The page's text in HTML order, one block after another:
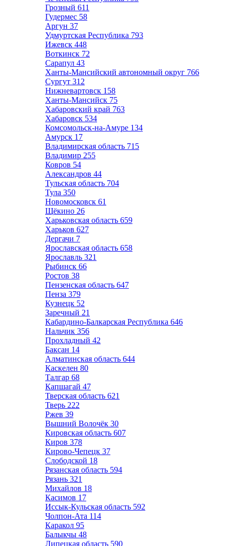
Грозный 611
Гудермес 58
Аргун 37
Удмуртская Республика 793
Ижевск 448
Воткинск 72
Сарапул 43
Ханты-Мансийский автономный округ 766
Сургут 312
Нижневартовск 158
Ханты-Мансийск 75
Хабаровский край 763
Хабаровск 534
Комсомольск-на-Амуре 134
Амурск 17
Владимирская область 715
Владимир 255
Ковров 54
Александров 44
Тульская область 704
Тула 350
Новомосковск 61
Щёкино 26
Харьковская область 659
Харьков 627
Дергачи 7
Ярославская область 658
Ярославль 321
Рыбинск 66
Ростов 38
Пензенская область 647
Пенза 379
Кузнецк 52
Заречный 21
Кабардино-Балкарская Республика 646
Нальчик 356
Прохладный 42
Баксан 14
Алматинская область 644
Каскелен 80
Талгар 68
Капшагай 47
Тверская область 621
Тверь 222
Ржев 39
Вышний Волочёк 30
Кировская область 607
Киров 378
Кирово-Чепецк 37
Слободской 18
Рязанская область 594
Рязань 321
Михайлов 18
Касимов 17
Иссык-Кульская область 592
Чолпон-Ата 114
Каракол 95
Балыкчы 48
Липецкая область 590